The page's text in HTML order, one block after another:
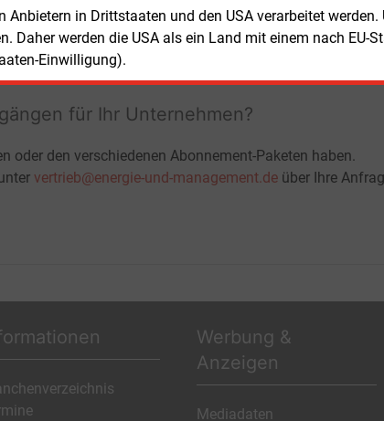
in Drittstaaten und den USA verarbeitet werden.
Daher werden die USA als ein Land mit einem nach EU-
Einwilligung).
Verlängerung
für Ihr Unternehmen?
oder den verschiedenen Abonnement-Paketen haben.
vertrieb@energie-und-management.de über Ihre
Werbung &
Anzeigen
Mediadaten